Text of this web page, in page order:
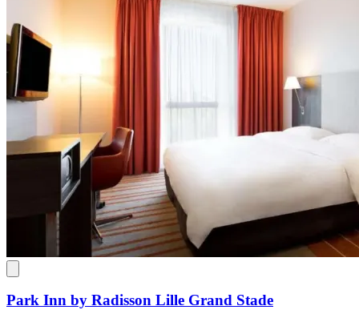
Park Inn by Radisson Lille Grand Stade